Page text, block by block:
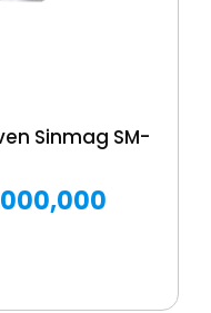
Sinmag SM-